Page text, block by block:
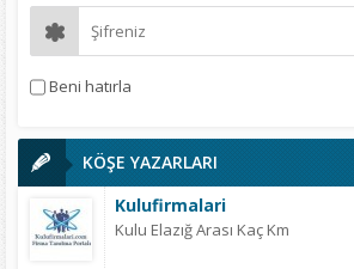
Beni hatırla
KÖŞE YAZARLARI
Kulufirmalari
Kulu Elazığ Arası Kaç Km